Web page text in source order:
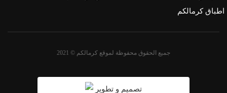
اطباق كرمالكم
جميع الحقوق محفوظة لموقع كرمالكم © 2021
تصميم و تطوير